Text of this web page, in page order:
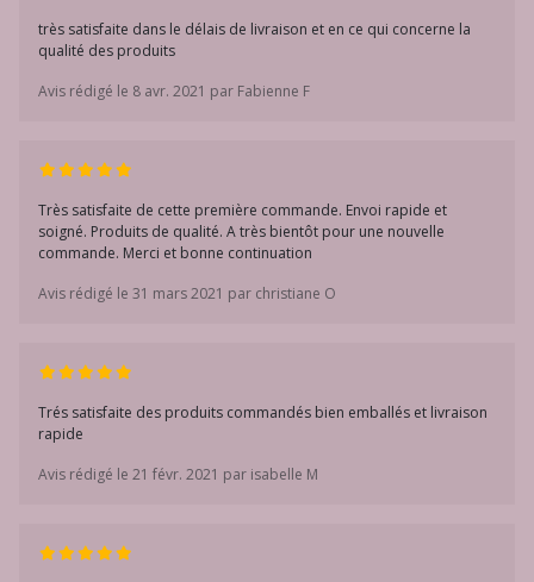
très satisfaite dans le délais de livraison et en ce qui concerne la
qualité des produits
Avis rédigé le 8 avr. 2021 par Fabienne F
Très satisfaite de cette première commande. Envoi rapide et
soigné. Produits de qualité. A très bientôt pour une nouvelle
commande. Merci et bonne continuation
Avis rédigé le 31 mars 2021 par christiane O
Trés satisfaite des produits commandés bien emballés et livraison
rapide
Avis rédigé le 21 févr. 2021 par isabelle M